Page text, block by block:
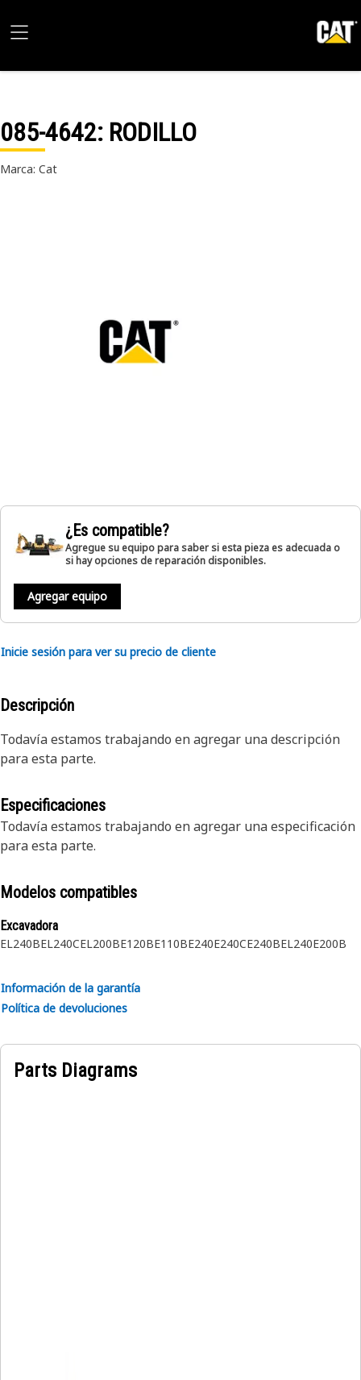
085-4642: RODILLO
Marca: Cat
¿Es compatible?
Agregue su equipo para saber si esta pieza es adecuada o
si hay opciones de reparación disponibles.
Agregar equipo
Inicie sesión para ver su precio de cliente
Descripción
Todavía estamos trabajando en agregar una descripción
para esta parte.
Especificaciones
Todavía estamos trabajando en agregar una especificación
para esta parte.
Modelos compatibles
Excavadora
EL240BEL240CEL200BE120BE110BE240E240CE240BEL240E200B
Información de la garantía
Política de devoluciones
Parts Diagrams